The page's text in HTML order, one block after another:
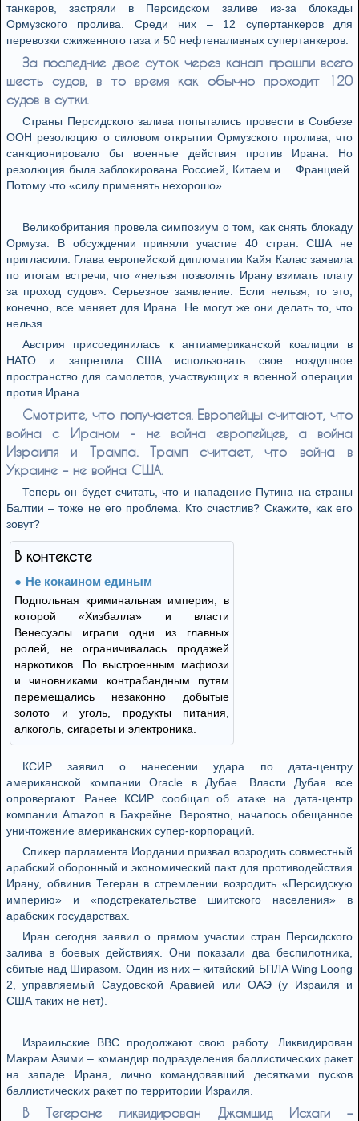
танкеров, застряли в Персидском заливе из-за блокады
Ормузского пролива. Среди них – 12 супертанкеров для
перевозки сжиженного газа и 50 нефтеналивных супертанкеров.
За последние двое суток через канал прошли всего
шесть судов, в то время как обычно проходит 120
судов в сутки.
Страны Персидского залива попытались провести в Совбезе
ООН резолюцию о силовом открытии Ормузского пролива, что
санкционировало бы военные действия против Ирана. Но
резолюция была заблокирована Россией, Китаем и… Францией.
Потому что «силу применять нехорошо».
Великобритания провела симпозиум о том, как снять блокаду
Ормуза. В обсуждении приняли участие 40 стран. США не
пригласили. Глава европейской дипломатии Кайя Калас заявила
по итогам встречи, что «нельзя позволять Ирану взимать плату
за проход судов». Серьезное заявление. Если нельзя, то это,
конечно, все меняет для Ирана. Не могут же они делать то, что
нельзя.
Австрия присоединилась к антиамериканской коалиции в
НАТО и запретила США использовать свое воздушное
пространство для самолетов, участвующих в военной операции
против Ирана.
Смотрите, что получается. Европейцы считают, что
война с Ираном - не война европейцев, а война
Израиля и Трампа. Трамп считает, что война в
Украине – не война США.
Теперь он будет считать, что и нападение Путина на страны
Балтии – тоже не его проблема. Кто счастлив? Скажите, как его
зовут?
В контексте
Не кокаином единым
Подпольная криминальная империя, в
которой «Хизбалла» и власти
Венесуэлы играли одни из главных
ролей, не ограничивалась продажей
наркотиков. По выстроенным мафиози
и чиновниками контрабандным путям
перемещались незаконно добытые
золото и уголь, продукты питания,
алкоголь, сигареты и электроника.
КСИР заявил о нанесении удара по дата-центру
американской компании Oracle в Дубае. Власти Дубая все
опровергают. Ранее КСИР сообщал об атаке на дата-центр
компании Amazon в Бахрейне. Вероятно, началось обещанное
уничтожение американских супер-корпораций.
Спикер парламента Иордании призвал возродить совместный
арабский оборонный и экономический пакт для противодействия
Ирану, обвинив Тегеран в стремлении возродить «Персидскую
империю» и «подстрекательстве шиитского населения» в
арабских государствах.
Иран сегодня заявил о прямом участии стран Персидского
залива в боевых действиях. Они показали два беспилотника,
сбитые над Ширазом. Один из них – китайский БПЛА Wing Loong
2, управляемый Саудовской Аравией или ОАЭ (у Израиля и
США таких не нет).
Израильские ВВС продолжают свою работу. Ликвидирован
Макрам Азими – командир подразделения баллистических ракет
на западе Ирана, лично командовавший десятками пусков
баллистических ракет по территории Израиля.
В Тегеране ликвидирован Джамшид Исхаги –